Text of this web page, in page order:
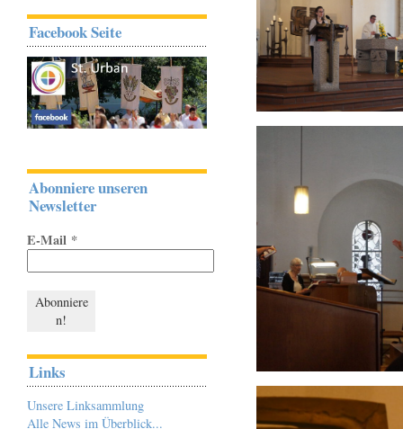
Facebook Seite
Abonniere unseren
Newsletter
E-Mail *
Links
Unsere Linksammlung
Alle News im Überblick...